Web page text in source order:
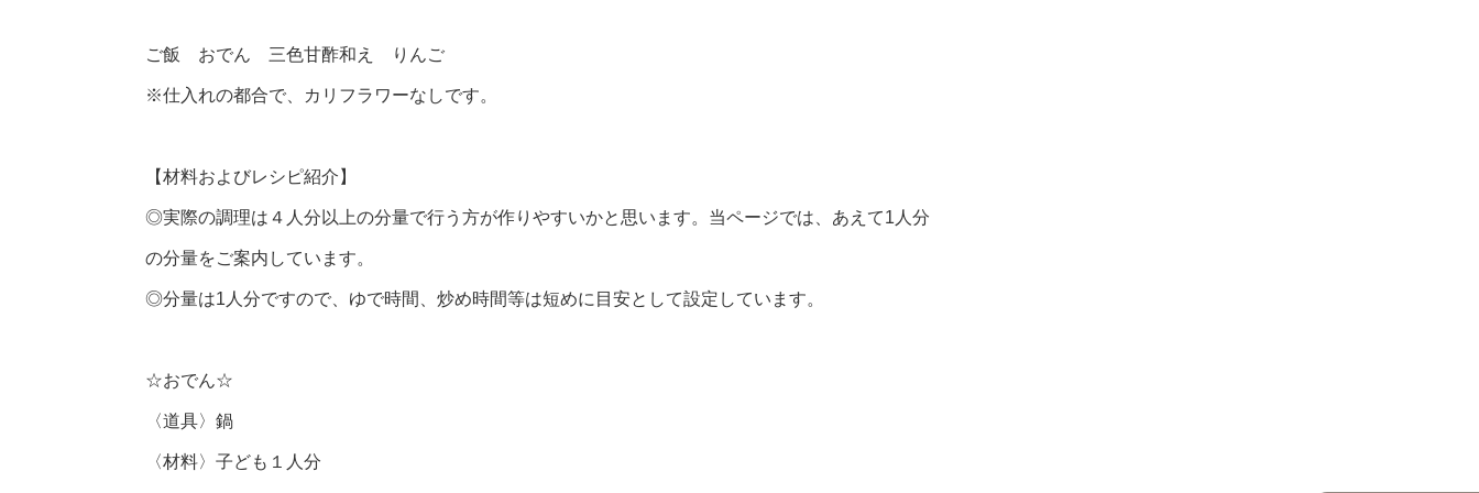
ご飯 おでん 三色甘酢和え りんご
※仕入れの都合で、カリフラワーなしです。
【材料およびレシピ紹介】
◎実際の調理は４人分以上の分量で行う方が作りやすいかと思います。当ページでは、あえて1人分
の分量をご案内しています。
◎分量は1人分ですので、ゆで時間、炒め時間等は短めに目安として設定しています。
☆おでん☆
〈道具〉鍋
〈材料〉子ども１人分